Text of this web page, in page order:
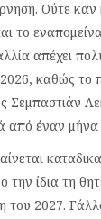
Ούτε καν
το
απέχει
καθώς το
Σεμπαστιάν
από έναν μήνα
την ίδια τη
του 2027.